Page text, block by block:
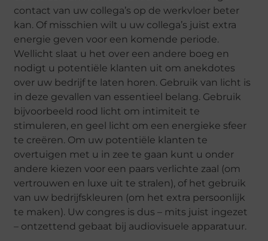
contact van uw collega’s op de werkvloer beter
kan. Of misschien wilt u uw collega’s juist extra
energie geven voor een komende periode.
Wellicht slaat u het over een andere boeg en
nodigt u potentiële klanten uit om anekdotes
over uw bedrijf te laten horen. Gebruik van licht is
in deze gevallen van essentieel belang. Gebruik
bijvoorbeeld rood licht om intimiteit te
stimuleren, en geel licht om een energieke sfeer
te creëren. Om uw potentiële klanten te
overtuigen met u in zee te gaan kunt u onder
andere kiezen voor een paars verlichte zaal (om
vertrouwen en luxe uit te stralen), of het gebruik
van uw bedrijfskleuren (om het extra persoonlijk
te maken). Uw congres is dus – mits juist ingezet
– ontzettend gebaat bij audiovisuele apparatuur.